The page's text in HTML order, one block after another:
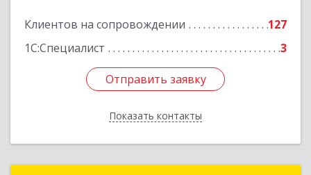
Клиентов на сопровождении
127
1С:Специалист
3
Отправить заявку
Показать контакты
Отправить заявку
Назад